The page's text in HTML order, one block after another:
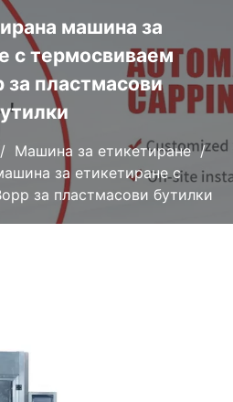
машина за
с термосвиваем
за пластмасови
Машина за етикетиране
за етикетиране с
за пластмасови бутилки